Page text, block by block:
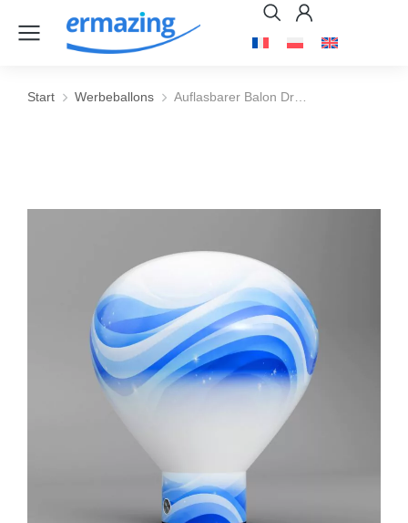
Sie befinden sich hier:
Start Werbeballons Auflasbarer Balon Dr…